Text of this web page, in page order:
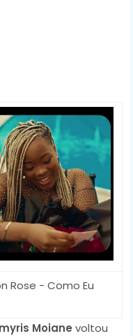
Rose - Como Eu
Moiane voltou